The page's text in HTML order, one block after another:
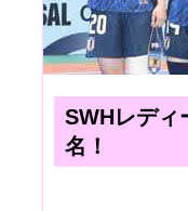
SWHレディ
名！